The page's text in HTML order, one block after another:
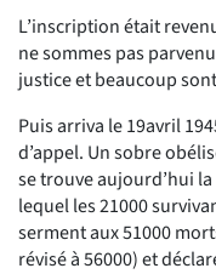
L’inscription était
ne sommes pas
justice et beaucoup
Puis arriva le 19avril
d’appel. Un sobre
se trouve aujourd’hui
lequel les 21000
serment aux 51000
révisé à 56000) et